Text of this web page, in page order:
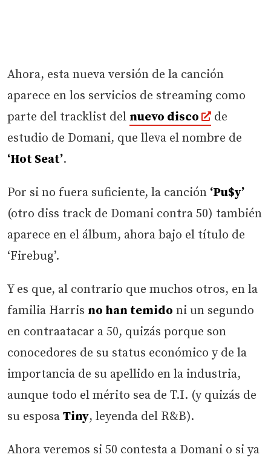
Ahora, esta nueva versión de la canción
aparece en los servicios de streaming como
parte del tracklist del nuevo disco
de
estudio de Domani, que lleva el nombre de
‘Hot Seat’.
Por si no fuera suficiente, la canción ‘Pu$y’
(otro diss track de Domani contra 50) también
aparece en el álbum, ahora bajo el título de
‘Firebug’.
Y es que, al contrario que muchos otros, en la
familia Harris no han temido ni un segundo
en contraatacar a 50, quizás porque son
conocedores de su status económico y de la
importancia de su apellido en la industria,
aunque todo el mérito sea de T.I. (y quizás de
su esposa Tiny, leyenda del R&B).
Ahora veremos si 50 contesta a Domani o si ya